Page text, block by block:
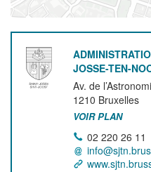
JOSSE-TEN-
Av. de
1210 Bruxelles
VOIR PLAN
02 220 26 11